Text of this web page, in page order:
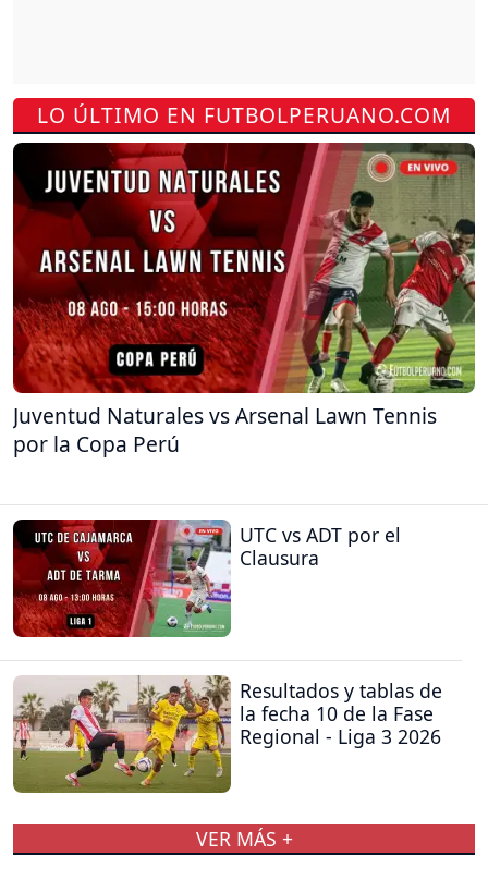
LO ÚLTIMO EN FUTBOLPERUANO.COM
Juventud Naturales vs Arsenal Lawn Tennis
por la Copa Perú
UTC vs ADT por el
Clausura
Resultados y tablas de
la fecha 10 de la Fase
Regional - Liga 3 2026
VER MÁS +